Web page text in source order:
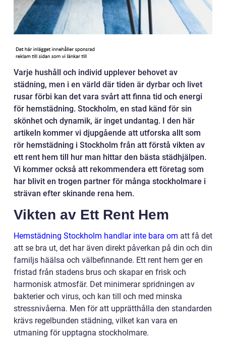
Varje hushåll och individ upplever behovet av
städning, men i en värld där tiden är dyrbar och livet
rusar förbi kan det vara svårt att finna tid och energi
för hemstädning. Stockholm, en stad känd för sin
skönhet och dynamik, är inget undantag. I den här
artikeln kommer vi djupgående att utforska allt som
rör hemstädning i Stockholm från att förstå vikten av
ett rent hem till hur man hittar den bästa städhjälpen.
Vi kommer också att rekommendera ett företag som
har blivit en trogen partner för många stockholmare i
strävan efter skinande rena hem.
Vikten av Ett Rent Hem
Hemstädning Stockholm handlar inte bara om att få det
att se bra ut, det har även direkt påverkan på din och din
familjs häälsa och välbefinnande. Ett rent hem ger en
fristad från stadens brus och skapar en frisk och
harmonisk atmosfär. Det minimerar spridningen av
bakterier och virus, och kan till och med minska
stressnivåerna. Men för att upprätthålla den standarden
krävs regelbunden städning, vilket kan vara en
utmaning för upptagna stockholmare.